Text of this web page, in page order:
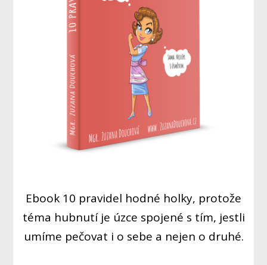
Ebook 10 pravidel hodné holky, protože
téma hubnutí je úzce spojené s tím, jestli
umíme pečovat i o sebe a nejen o druhé.